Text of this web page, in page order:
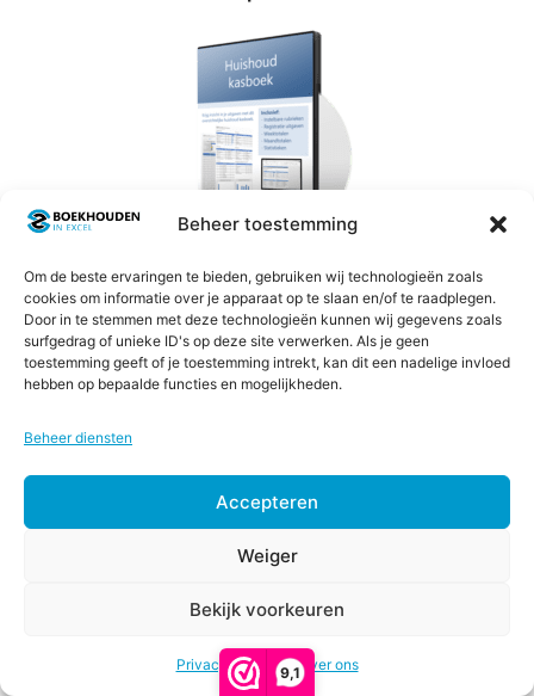
Beheer toestemming
Om de beste ervaringen te bieden, gebruiken wij technologieën zoals
cookies om informatie over je apparaat op te slaan en/of te raadplegen.
Door in te stemmen met deze technologieën kunnen wij gegevens zoals
surfgedrag of unieke ID's op deze site verwerken. Als je geen
toestemming geeft of je toestemming intrekt, kan dit een nadelige invloed
hebben op bepaalde functies en mogelijkheden.
Beheer diensten
Accepteren
Weiger
Bekijk voorkeuren
Privacy & CookiesOver ons
9,1
Huishoud kasboek
3.00
van 5
€16,50 excl. btw (€19,97 incl. btw)
Dit
€147,00 -
€147,00
tot